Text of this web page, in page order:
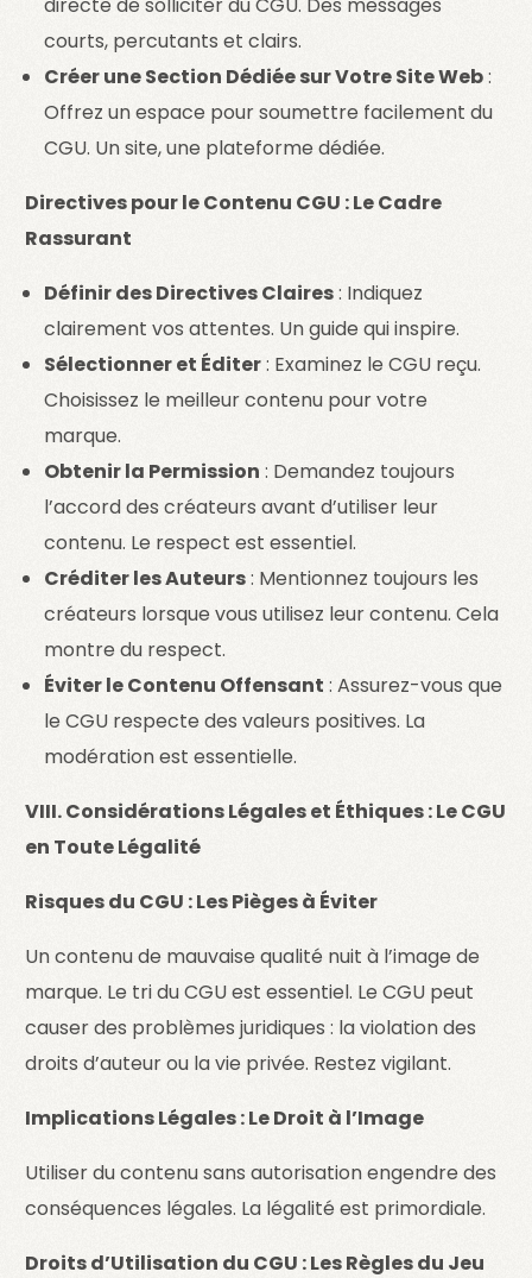
courts, percutants et clairs.
Créer une Section Dédiée sur Votre Site Web:
Offrez un espace pour soumettre facilement du
CGU. Un site, une plateforme dédiée.
Directives pour le Contenu CGU : Le Cadre
Rassurant
Définir des Directives Claires: Indiquez
clairement vos attentes. Un guide qui inspire.
Sélectionner et Éditer: Examinez le CGU reçu.
Choisissez le meilleur contenu pour votre
marque.
Obtenir la Permission : Demandez toujours
l’accord des créateurs avant d’utiliser leur
contenu. Le respect est essentiel.
Créditer les Auteurs: Mentionnez toujours les
créateurs lorsque vous utilisez leur contenu. Cela
montre du respect.
Éviter le Contenu Offensant : Assurez-vous que
le CGU respecte des valeurs positives. La
modération est essentielle.
VIII. Considérations Légales et Éthiques : Le CGU
en Toute Légalité
Risques du CGU : Les Pièges à Éviter
Un contenu de mauvaise qualité nuit à l’image de
marque. Le tri du CGU est essentiel. Le CGU peut
causer des problèmes juridiques : la violation des
droits d’auteur ou la vie privée. Restez vigilant.
Implications Légales : Le Droit à l’Image
Utiliser du contenu sans autorisation engendre des
conséquences légales. La légalité est primordiale.
Droits d’Utilisation du CGU : Les Règles du Jeu